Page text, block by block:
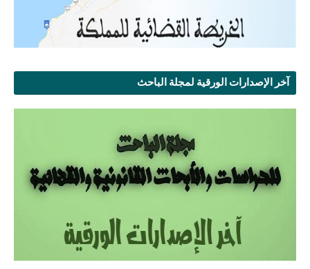
آخر الإصدارات الورقية لمجلة الباحث